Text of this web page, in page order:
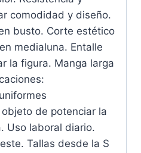
comodidad y diseño.
busto. Corte estético
medialuna. Entalle
la figura. Manga larga
de potenciar la
Uso laboral diario.
Tallas desde la S